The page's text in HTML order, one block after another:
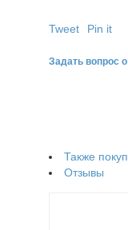
Tweet Pin it
Задать вопрос
Также
Отзывы